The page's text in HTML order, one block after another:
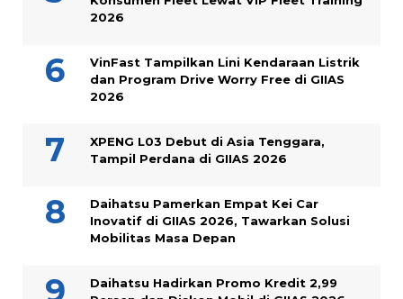
2026
VinFast Tampilkan Lini Kendaraan Listrik
dan Program Drive Worry Free di GIIAS
2026
XPENG L03 Debut di Asia Tenggara,
Tampil Perdana di GIIAS 2026
Daihatsu Pamerkan Empat Kei Car
Inovatif di GIIAS 2026, Tawarkan Solusi
Mobilitas Masa Depan
Daihatsu Hadirkan Promo Kredit 2,99